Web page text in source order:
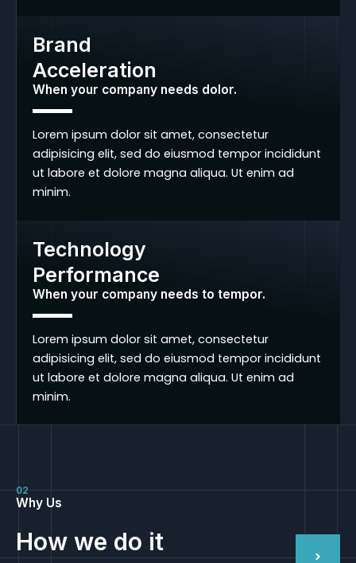
Brand
Acceleration
When your company needs dolor.
Lorem ipsum dolor sit amet, consectetur
adipisicing elit, sed do eiusmod tempor incididunt
ut labore et dolore magna aliqua. Ut enim ad
minim.
Technology
Performance
When your company needs to tempor.
Lorem ipsum dolor sit amet, consectetur
adipisicing elit, sed do eiusmod tempor incididunt
ut labore et dolore magna aliqua. Ut enim ad
minim.
02
Why Us
How we do it